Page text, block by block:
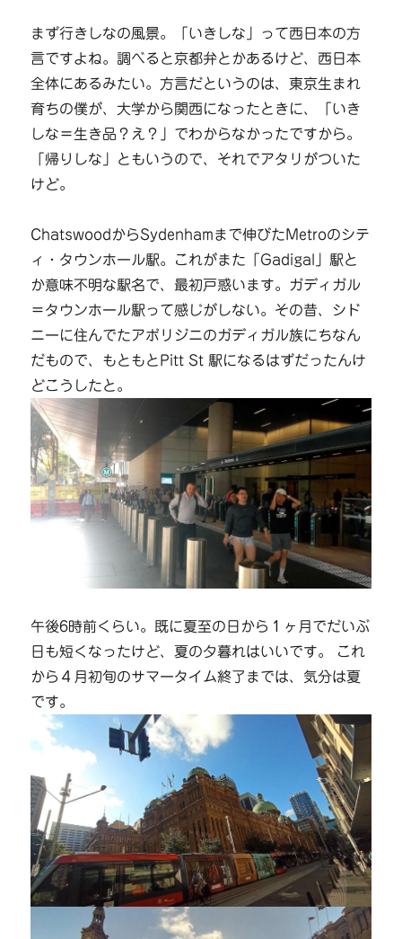
まず行きしなの風景。「いきしな」って西日本の方
言ですよね。調べると京都弁とかあるけど、西日本
全体にあるみたい。方言だというのは、東京生まれ
育ちの僕が、大学から関西になったときに、「いき
しな＝生き品？え？」でわからなかったですから。
「帰りしな」ともいうので、それでアタリがついた
けど。
ChatswoodからSydenhamまで伸びたMetroのシテ
ィ・タウンホール駅。これがまた「Gadigal」駅と
か意味不明な駅名で、最初戸惑います。ガディガル
＝タウンホール駅って感じがしない。その昔、シド
ニーに住んでたアボリジニのガディガル族にちなん
だもので、もともとPitt St 駅になるはずだったんけ
どこうしたと。
午後6時前くらい。既に夏至の日から１ヶ月でだいぶ
日も短くなったけど、夏の夕暮れはいいです。 これ
から４月初旬のサマータイム終了までは、気分は夏
です。